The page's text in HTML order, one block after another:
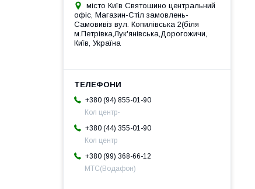
місто Київ Святошино центральний
офіс, Магазин-Стіл замовлень-
Самовивіз вул. Копилівська 2(біля
м.Петрівка,Лук'янівська,Дорогожичи,
Київ, Україна
+380 (94) 855-01-90
Кол центр-
+380 (44) 355-01-90
Кол центр
+380 (99) 368-66-12
МТС(Водафон)